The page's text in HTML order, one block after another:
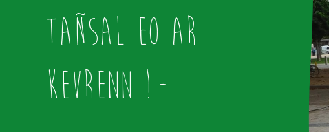
tañsal eo ar
Kevrenn !